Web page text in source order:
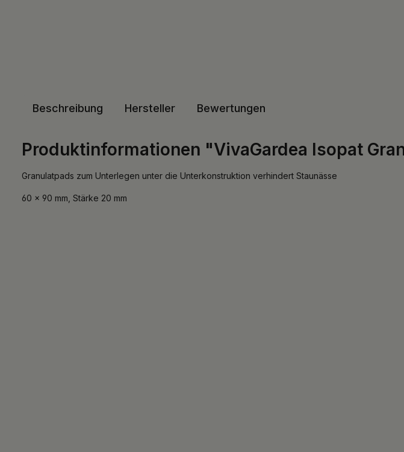
Beschreibung Hersteller Bewertungen
Produktinformationen "VivaGardea Isopat
Granulatpads zum Unterlegen unter die Unterkonstruktion verhindert Staunässe
60 x 90 mm, Stärke 20 mm